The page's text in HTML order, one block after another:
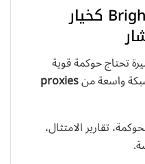
متى قد تختار Bright Data كخيار
تحتاج حوكمة قوية
واسعة منproxies
تقارير الامتثال،